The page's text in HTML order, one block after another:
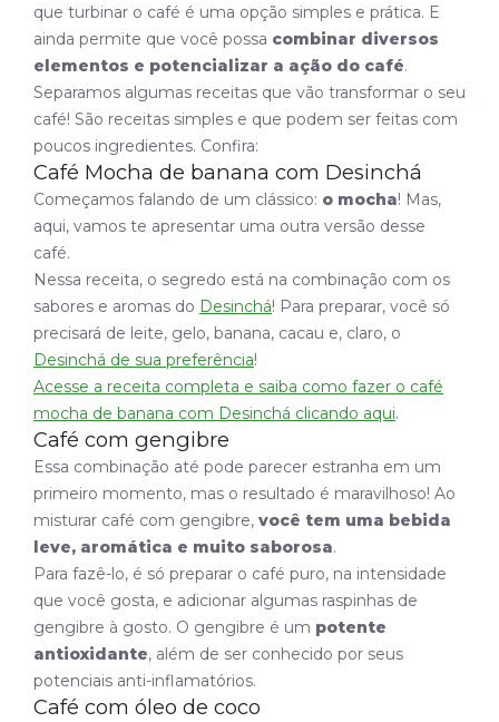
que turbinar o café é uma opção simples e prática. E
ainda permite que você possa combinar diversos
elementos e potencializar a ação do café.
Separamos algumas receitas que vão transformar o seu
café! São receitas simples e que podem ser feitas com
poucos ingredientes. Confira:
Café Mocha de banana com Desinchá
Começamos falando de um clássico: o mocha! Mas,
aqui, vamos te apresentar uma outra versão desse
café.
Nessa receita, o segredo está na combinação com os
sabores e aromas do Desinchá! Para preparar, você só
precisará de leite, gelo, banana, cacau e, claro, o
Desinchá de sua preferência!
Acesse a receita completa e saiba como fazer o café
mocha de banana com Desinchá clicando aqui.
Café com gengibre
Essa combinação até pode parecer estranha em um
primeiro momento, mas o resultado é maravilhoso! Ao
misturar café com gengibre, você tem uma bebida
leve, aromática e muito saborosa.
Para fazê-lo, é só preparar o café puro, na intensidade
que você gosta, e adicionar algumas raspinhas de
gengibre à gosto. O gengibre é um potente
antioxidante, além de ser conhecido por seus
potenciais anti-inflamatórios.
Café com óleo de coco